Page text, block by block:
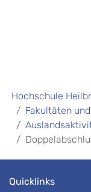
Hochschule
Fakultäten
Quicklinks